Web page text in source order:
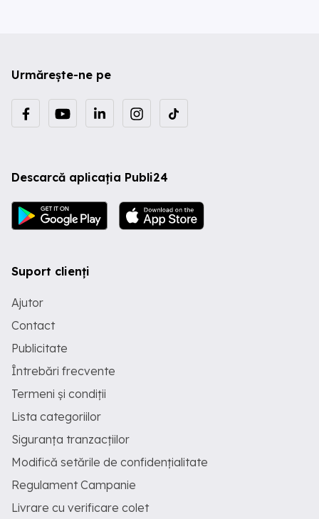
Urmărește-ne pe
Descarcă aplicația Publi24
Suport clienți
Ajutor
Contact
Publicitate
Întrebări frecvente
Termeni și condiții
Lista categoriilor
Siguranța tranzacțiilor
Modifică setările de confidențialitate
Regulament Campanie
Livrare cu verificare colet